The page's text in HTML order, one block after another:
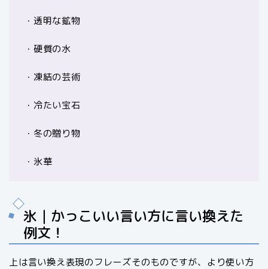
・透明な鉱物
・硬質の水
・凍結の芸術
・冷たい宝石
・冬の贈り物
・氷華
氷｜かっこいい言い方に言い換えた
例文！
上は言い換え表現のフレーズそのものですが、より使い方